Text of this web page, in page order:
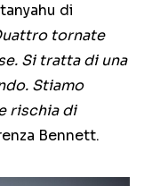
di
tornate
Si tratta di una
Stiamo
rischia di
Bennett.